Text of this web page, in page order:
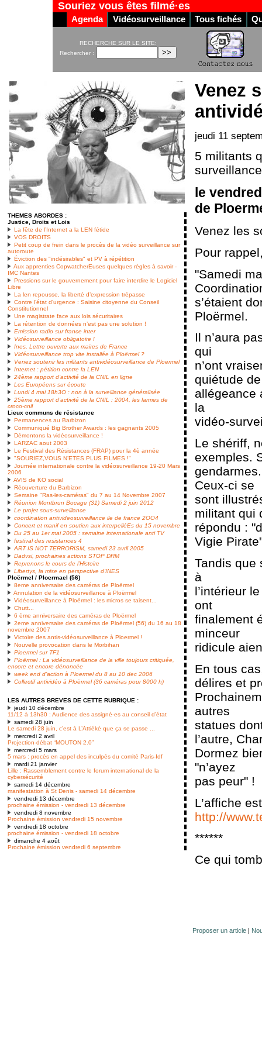
Souriez vous êtes filmé·es
Agenda Vidéosurveillance Tous fichés
RECHERCHE SUR LE SITE:
Rechercher :
THEMES ABORDES :
Justice, Droits et Lois
La fête de l’Internet a la LEN fétide
VOS DROITS
Petit coup de frein dans le procès de la vidéo surveillance sur
autoroute
Éviction des "indésirables" et PV à répétition
Aux apprenties CopwatcherEuses quelques règles à savoir -
IMC Nantes
Pressions sur le gouvernement pour faire interdire le Logiciel
Libre
La len repousse, la liberté d’expression trépasse
Contre l’état d’urgence : Saisine citoyenne du Conseil
Constitutionnel
Une magistrate face aux lois sécuritaires
La rétention de données n’est pas une solution !
Emission radio sur france inter
Vidéosurveillance obligatoire !
Ines, Lettre ouverte aux maires de France
Vidéosurveillance trop vite installée à Ploërmel ?
Venez soutenir les militants antividéosurveillance de Ploermel
Internet : pétition contre la LEN
24ème rapport d’activité de la CNIL en ligne
Les Européens sur écoute
Lundi 4 mai 18h3O : non à la surveillance généralisée
25ème rapport d’activité de la CNIL : 2004, les larmes de
croco-cnil
Lieux communs de résistance
Permanences au Barbizon
Communiqué Big Brother Awards : les gagnants 2005
Démontons la vidéosurveillance !
LARZAC aout 2003
Le Festival des Résistances (FRAP) pour la 4è année
"SOURIEZ,VOUS N’ETES PLUS FILMES !"
Journée internationale contre la vidéosurveillance 19-20 Mars
2006
AVIS de KO social
Réouverture du Barbizon
Semaine "Ras-les-caméras" du 7 au 14 Novembre 2007
Réunion Montbrun Bocage (31) Samedi 2 juin 2012
Le projet sous-surveillance
coordination antivideosurveillance ile de france 2OO4
Concert et manif en soutien aux interpelléEs du 15 novembre
Du 25 au 1er mai 2005 : semaine internationale anti TV
festival des resistances 4
ART IS NOT TERRORISM, samedi 23 avril 2005
Dadvsi, prochaines actions STOP DRM
Reprenons le cours de l’Histoire
Libertys, la mise en perspective d’INES
Ploërmel / Ploermael (56)
8eme anniversaire des caméras de Ploërmel
Annulation de la vidéosurveillance à Ploërmel
Vidéosurveillance à Ploërmel : les micros se taisent...
Chutt...
6 ème anniversaire des caméras de Ploërmel
2eme anniversaire des caméras de Ploërmel (56) du 16 au 18
novembre 2007
Victoire des antis-vidéosurveillance à Ploermel !
Nouvelle provocation dans le Morbihan
Ploermel sur TF1
Ploërmel : La vidéosurveillance de la ville toujours critiquée,
encore et encore dénoncée
week end d’action à Ploermel du 8 au 10 dec 2006
Collectif antividéo à Ploërmel (36 caméras pour 8000 h)
LES AUTRES BREVES DE CETTE RUBRIQUE :
jeudi 10 décembre
11/12 à 13h30 : Audience des assigné-es au conseil d’état
samedi 28 juin
Le samedi 28 juin, c’est à L’Attiéké que ça se passe ...
mercredi 2 avril
Projection-débat “MOUTON 2.0”
mercredi 5 mars
5 mars : procès en appel des inculpés du comité Paris-Idf
mardi 21 janvier
Lille : Rassemblement contre le forum international de la
cybersécurité
samedi 14 décembre
manifestation à St Denis - samedi 14 décembre
vendredi 13 décembre
prochaine émission - vendredi 13 décembre
vendredi 8 novembre
Prochaine émission vendredi 15 novembre
vendredi 18 octobre
prochaine émission - vendredi 18 octobre
dimanche 4 août
Prochaine émission vendredi 6 septembre
Venez
jeudi 11
5 militants
le
de
Venez les
Pour
"Samedi
s’étaient
Ploërmel.
Il n’aura
qui
n’ont
quiétude
allégeance
la
vidéo-
Le shériff,
exemples.
gendarmes.
Ceux-ci se
sont
militant qui
répondu :
Vigie
Tandis que
à
l’intérieur
ont
finalement
minceur
ridicule
En tous
délires et
autres
statues
l’autre,
Dormez
"n’ayez
pas peur" !
L’affiche
http://
******
Ce qui
Proposer un article |